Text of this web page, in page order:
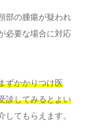
部の腫瘍が疑われ
必要な場合に対応
ずかかりつけ医
診してみるとよい
してもらえます。